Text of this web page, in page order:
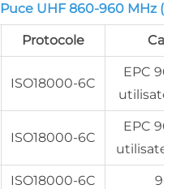
Puce UHF 860-960 MHz
Protocole
ISO18000-6C
EPC
ISO18000-6C
EPC
ISO18000-6C 96